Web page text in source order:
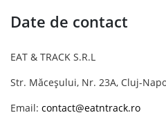
Date de contact
EAT & TRACK S.R.L
Str. Măceșului, Nr. 23A, Cluj-
Email: contact@eatntrack.ro